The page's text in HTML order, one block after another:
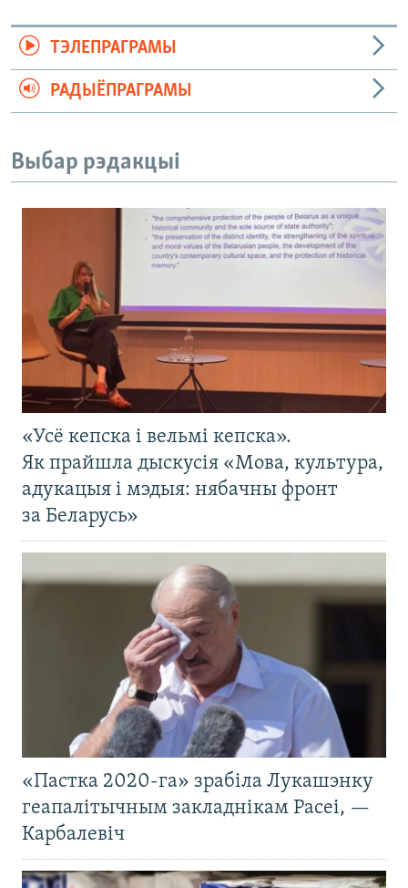
ТЭЛЕПРАГРАМЫ
РАДЫЁПРАГРАМЫ
Выбар рэдакцыі
«Усё кепска і вельмі кепска».
Як прайшла дыскусія «Мова, культура,
адукацыя і мэдыя: нябачны фронт
за Беларусь»
«Пастка 2020-га» зрабіла Лукашэнку
геапалітычным закладнікам Расеі, —
Карбалевіч